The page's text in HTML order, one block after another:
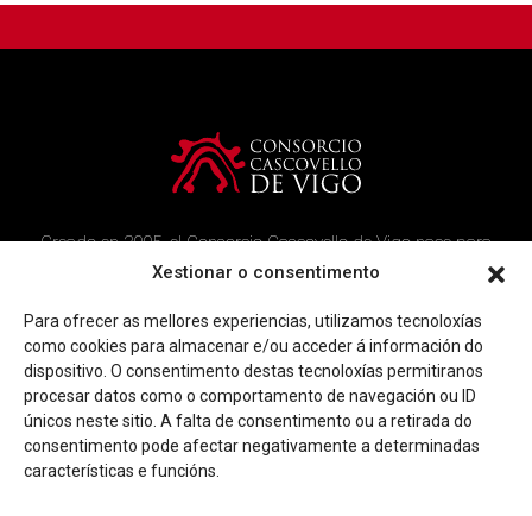
Xestionar o consentimento
Para ofrecer as mellores experiencias, utilizamos tecnoloxías
como cookies para almacenar e/ou acceder á información do
dispositivo. O consentimento destas tecnoloxías permitiranos
procesar datos como o comportamento de navegación ou ID
únicos neste sitio. A falta de consentimento ou a retirada do
consentimento pode afectar negativamente a determinadas
características e funcións.
Creado en 2005, el Consorcio Cascovello de Vigo nace para
atender a los vecinos del casco histórico, creando un ambicioso
Imagen corporativa Contacto
Facebook Twitter Youtube
Instagram
Rúa Ferrería, 45 Baixo 36202 Vigo (Pontevedra)
info@consorciocascovellovigo.org